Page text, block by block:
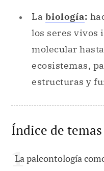
La biología:
los seres vivos
molecular
ecosistemas,
estructuras y
Índice de temas
La paleontología